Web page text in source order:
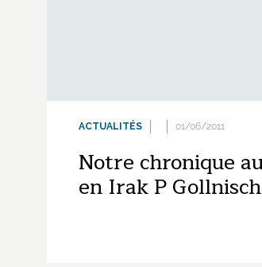
ACTUALITÉS 01/06/2011
Notre chronique
en Irak P